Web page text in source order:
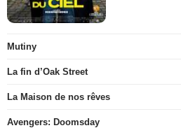
Mutiny
La fin d’Oak Street
La Maison de nos rêves
Avengers: Doomsday